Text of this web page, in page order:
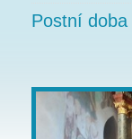
Postní doba